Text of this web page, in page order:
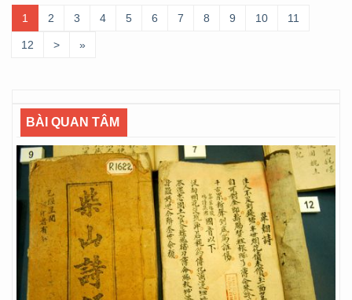
1 2 3 4 5 6 7 8 9 10 11
12 > »
BÀI QUAN TÂM